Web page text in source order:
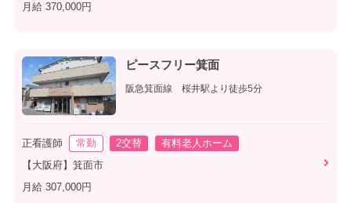
月給 370,000円
ピースフリー箕面
阪急箕面線 桜井駅より徒歩5分
正看護師 常勤 2交替
有料老人ホーム
【大阪府】箕面市
月給 307,000円